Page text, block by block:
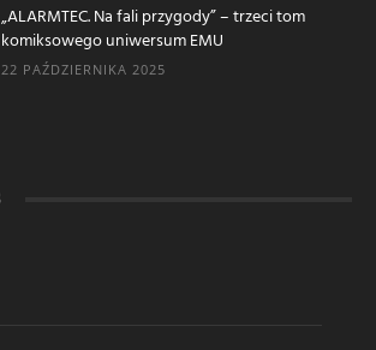
„ALARMTEC. Na fali przygody” – trzeci tom
komiksowego uniwersum EMU
22 PAŹDZIERNIKA 2025